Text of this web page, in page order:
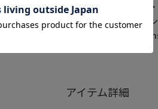
いった多様なスタイル
ションを追求するブラン
▼Instagram：
アイテム詳細